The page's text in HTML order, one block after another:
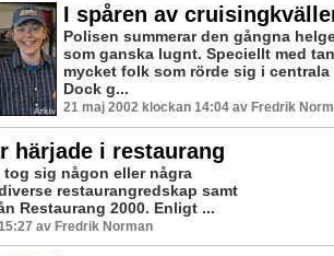
I spåren av
Polisen summerar den gångna
som ganska lugnt. Speciellt med
mycket folk som rörde sig i
Dock g...
21 maj 2002 klockan 14:04 av Fredrik
härjade i restaurang
sig någon eller några
restaurangredskap samt
Restaurang 2000. Enligt ...
av Fredrik Norman